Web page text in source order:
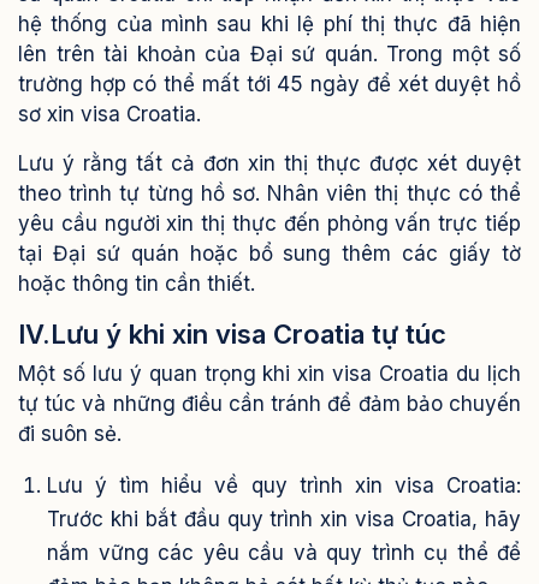
hệ thống của mình sau khi lệ phí thị thực đã hiện
lên trên tài khoản của Đại sứ quán. Trong một số
trường hợp có thể mất tới 45 ngày để xét duyệt hồ
sơ xin visa Croatia.
Lưu ý rằng tất cả đơn xin thị thực được xét duyệt
theo trình tự từng hồ sơ. Nhân viên thị thực có thể
yêu cầu người xin thị thực đến phỏng vấn trực tiếp
tại Đại sứ quán hoặc bổ sung thêm các giấy tờ
hoặc thông tin cần thiết.
IV.Lưu ý khi xin visa Croatia tự túc
Một số lưu ý quan trọng khi xin visa Croatia du lịch
tự túc và những điều cần tránh để đảm bảo chuyến
đi suôn sẻ.
Lưu ý tìm hiểu về quy trình xin visa Croatia:
Trước khi bắt đầu quy trình xin visa Croatia, hãy
nắm vững các yêu cầu và quy trình cụ thể để